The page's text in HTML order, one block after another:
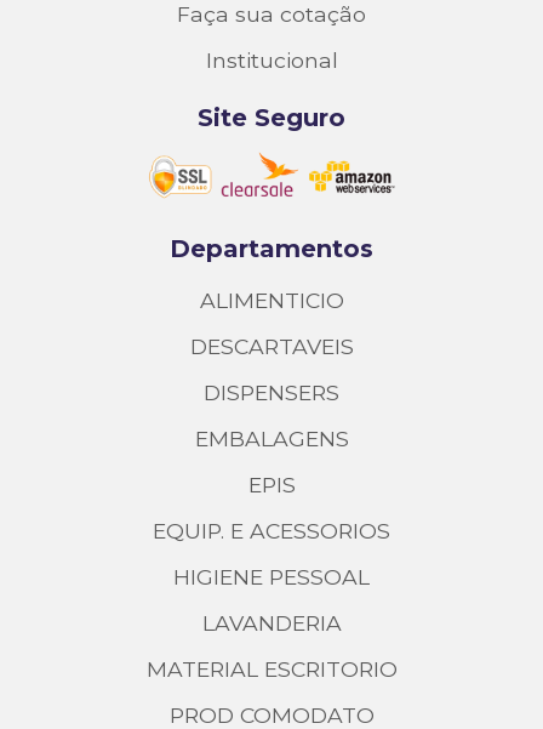
Faça sua cotação
Institucional
Site Seguro
Departamentos
ALIMENTICIO
DESCARTAVEIS
DISPENSERS
EMBALAGENS
EPIS
EQUIP. E ACESSORIOS
HIGIENE PESSOAL
LAVANDERIA
MATERIAL ESCRITORIO
PROD COMODATO